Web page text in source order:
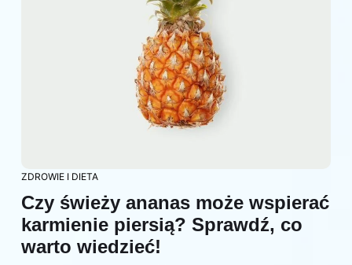
ZDROWIE I DIETA
Czy świeży ananas może wspierać
karmienie piersią? Sprawdź, co
warto wiedzieć!